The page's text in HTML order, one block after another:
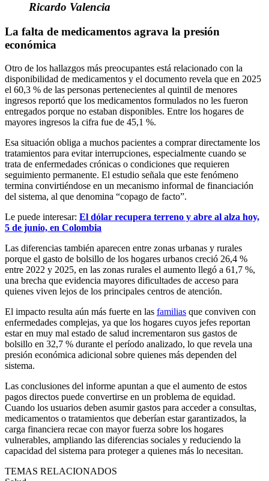
Ricardo Valencia
La falta de medicamentos agrava la presión
económica
Otro de los hallazgos más preocupantes está relacionado con la
disponibilidad de medicamentos y el documento revela que en 2025
el 60,3 % de las personas pertenecientes al quintil de menores
ingresos reportó que los medicamentos formulados no les fueron
entregados porque no estaban disponibles. Entre los hogares de
mayores ingresos la cifra fue de 45,1 %.
Esa situación obliga a muchos pacientes a comprar directamente los
tratamientos para evitar interrupciones, especialmente cuando se
trata de enfermedades crónicas o condiciones que requieren
seguimiento permanente. El estudio señala que este fenómeno
termina convirtiéndose en un mecanismo informal de financiación
del sistema, al que denomina “copago de facto”.
Le puede interesar: El dólar recupera terreno y abre al alza hoy,
5 de junio, en Colombia
Las diferencias también aparecen entre zonas urbanas y rurales
porque el gasto de bolsillo de los hogares urbanos creció 26,4 %
entre 2022 y 2025, en las zonas rurales el aumento llegó a 61,7 %,
una brecha que evidencia mayores dificultades de acceso para
quienes viven lejos de los principales centros de atención.
El impacto resulta aún más fuerte en las familias que conviven con
enfermedades complejas, ya que los hogares cuyos jefes reportan
estar en muy mal estado de salud incrementaron sus gastos de
bolsillo en 32,7 % durante el período analizado, lo que revela una
presión económica adicional sobre quienes más dependen del
sistema.
Las conclusiones del informe apuntan a que el aumento de estos
pagos directos puede convertirse en un problema de equidad.
Cuando los usuarios deben asumir gastos para acceder a consultas,
medicamentos o tratamientos que deberían estar garantizados, la
carga financiera recae con mayor fuerza sobre los hogares
vulnerables, ampliando las diferencias sociales y reduciendo la
capacidad del sistema para proteger a quienes más lo necesitan.
TEMAS RELACIONADOS